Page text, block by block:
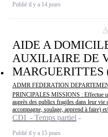
Publié il y a 14 jours
AIDE A
AUXILIAIRE DE
MARGUERITTES
ADMR FEDERATION
PRINCIPALES MISSIONS : Effectue
auprès des publics fragiles dans leur vie
accompagne, soulage, apprend à faire) et/
CDI - Temps partiel
Publié il y a 15 jours